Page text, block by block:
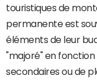
touristiques de
permanente est
éléments de leur
"majoré" en
secondaires ou de